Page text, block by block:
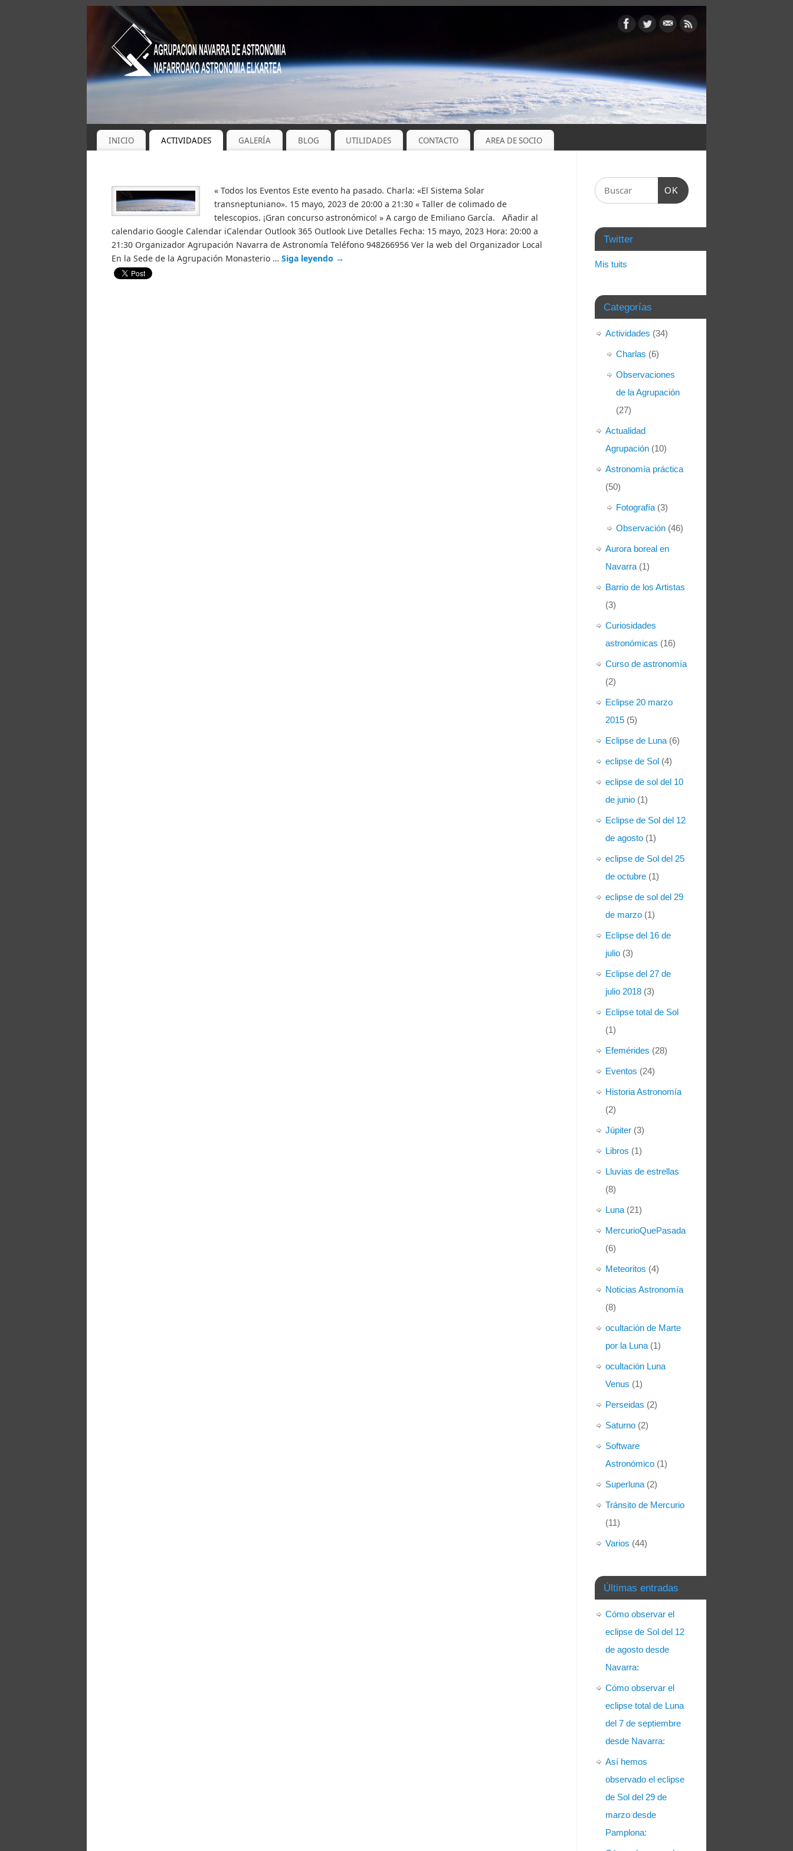
INICIO ACTIVIDADES GALERÍA BLOG UTILIDADES CONTACTO AREA DE SOCIO
« Todos los Eventos Este evento ha pasado. Charla: «El Sistema Solar
transneptuniano». 15 mayo, 2023 de 20:00 a 21:30 « Taller de colimado de
telescopios. ¡Gran concurso astronómico! » A cargo de Emiliano García. Añadir al
calendario Google Calendar iCalendar Outlook 365 Outlook Live Detalles Fecha: 15 mayo, 2023 Hora: 20:00 a
21:30 Organizador Agrupación Navarra de Astronomía Teléfono 948266956 Ver la web del Organizador Local
En la Sede de la Agrupación Monasterio … Siga leyendo →
OK
Twitter
Mis tuits
Categorías
Actividades (34)
Charlas (6)
Observaciones
de la Agrupación
(27)
Actualidad
Agrupación (10)
Astronomía práctica
(50)
Fotografía (3)
Observación (46)
Aurora boreal en
Navarra (1)
Barrio de los Artistas
(3)
Curiosidades
astronómicas (16)
Curso de astronomía
(2)
Eclipse 20 marzo
2015 (5)
Eclipse de Luna (6)
eclipse de Sol (4)
eclipse de sol del 10
de junio (1)
Eclipse de Sol del 12
de agosto (1)
eclipse de Sol del 25
de octubre (1)
eclipse de sol del 29
de marzo (1)
Eclipse del 16 de
julio (3)
Eclipse del 27 de
julio 2018 (3)
Eclipse total de Sol
(1)
Efemérides (28)
Eventos (24)
Historia Astronomía
(2)
Júpiter (3)
Libros (1)
Lluvias de estrellas
(8)
Luna (21)
MercurioQuePasada
(6)
Meteoritos (4)
Noticias Astronomía
(8)
ocultación de Marte
por la Luna (1)
ocultación Luna
Venus (1)
Perseidas (2)
Saturno (2)
Software
Astronómico (1)
Superluna (2)
Tránsito de Mercurio
(11)
Varios (44)
Últimas entradas
Cómo observar el
eclipse de Sol del 12
de agosto desde
Navarra:
Cómo observar el
eclipse total de Luna
del 7 de septiembre
desde Navarra:
Así hemos
observado el eclipse
de Sol del 29 de
marzo desde
Pamplona: